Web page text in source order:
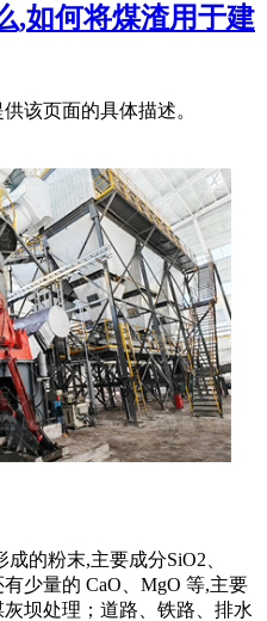
,如何将煤渣用于建
该页面的具体描述。
的粉末,主要成分SiO2、
少量的 CaO、MgO 等,主要
坝处理；道路、铁路、排水